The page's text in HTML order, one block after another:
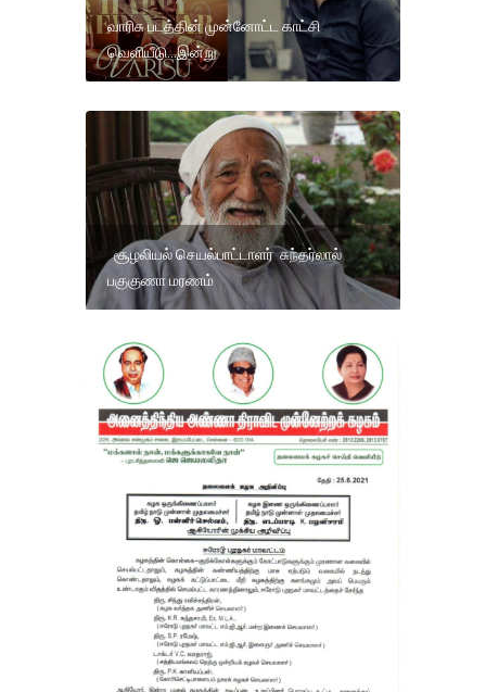
வாரிசு படத்தின் முன்னோட்ட காட்சி
வெளியீடு...இன்று
சூழலியல் செயல்பாட்டாளர் சுந்தர்லால்
பகுகுணா மரணம்